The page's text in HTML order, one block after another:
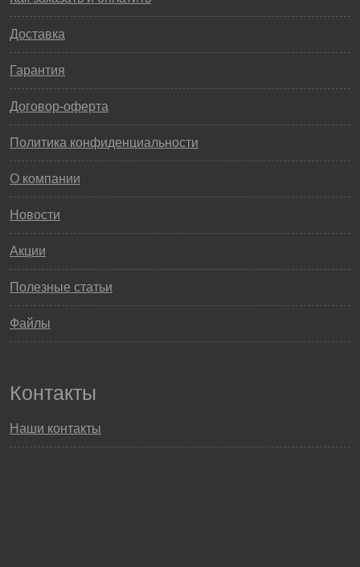
Доставка
Гарантия
Договор-оферта
Политика конфиденциальности
О компании
Новости
Акции
Полезные статьи
Файлы
Контакты
Наши контакты